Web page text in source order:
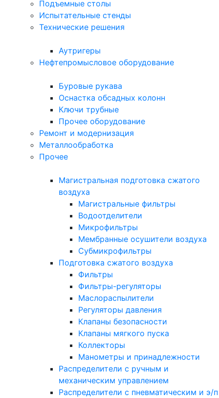
Подъемные столы
Испытательные стенды
Технические решения
Аутригеры
Нефтепромысловое оборудование
Буровые рукава
Оснастка обсадных колонн
Ключи трубные
Прочее оборудование
Ремонт и модернизация
Металлообработка
Прочее
Магистральная подготовка сжатого
воздуха
Магистральные фильтры
Водоотделители
Микрофильтры
Мембранные осушители воздуха
Субмикрофильтры
Подготовка сжатого воздуха
Фильтры
Фильтры-регуляторы
Маслораспылители
Регуляторы давления
Клапаны безопасности
Клапаны мягкого пуска
Коллекторы
Манометры и принадлежности
Распределители с ручным и
механическим управлением
Распределители с пневматическим и э/п